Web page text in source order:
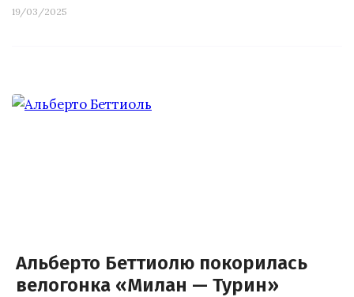
19/03/2025
Альберто Беттиолю покорилась
велогонка «Милан — Турин»